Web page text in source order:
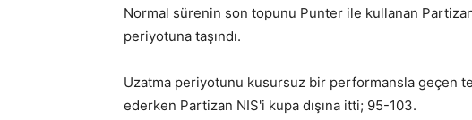
Normal sürenin son topunu Punter ile kullanan
periyotuna taşındı.
Uzatma periyotunu kusursuz bir performansla geçen
ederken Partizan NIS'i kupa dışına itti; 95-103.